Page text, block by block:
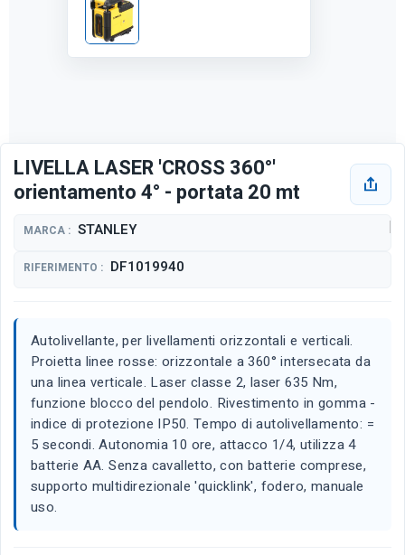
LIVELLA LASER 'CROSS 360°'
orientamento 4° - portata 20 mt
MARCA : STANLEY
RIFERIMENTO : DF1019940
Autolivellante, per livellamenti orizzontali e verticali.
Proietta linee rosse: orizzontale a 360° intersecata da
una linea verticale. Laser classe 2, laser 635 Nm,
funzione blocco del pendolo. Rivestimento in gomma -
indice di protezione IP50. Tempo di autolivellamento: =
5 secondi. Autonomia 10 ore, attacco 1/4, utilizza 4
batterie AA. Senza cavalletto, con batterie comprese,
supporto multidirezionale 'quicklink', fodero, manuale
uso.